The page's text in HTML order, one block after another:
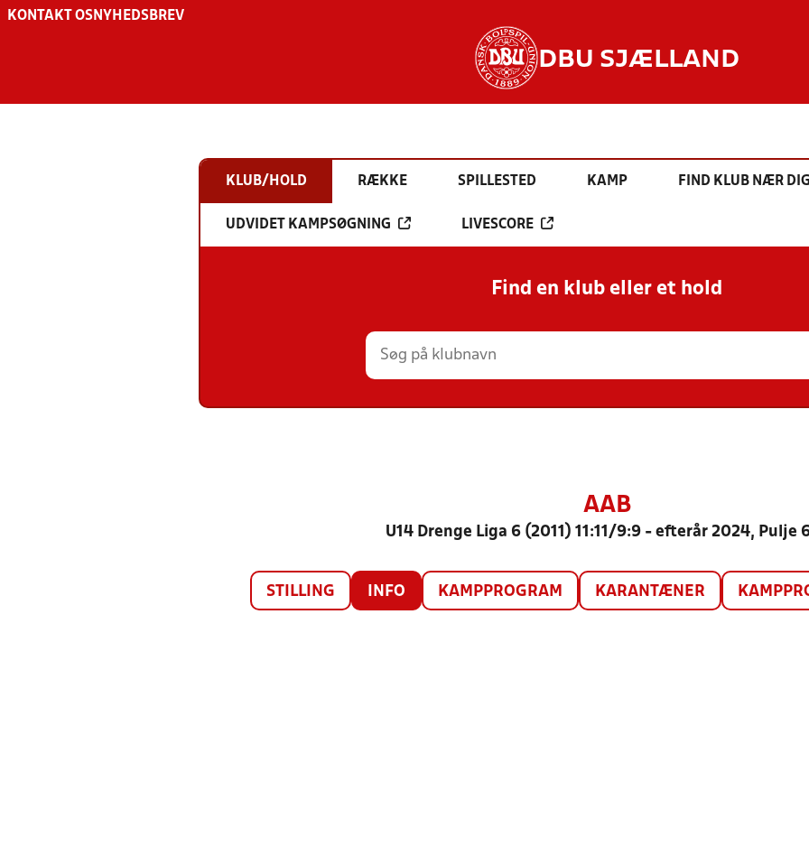
KONTAKT OS NYHEDSBREV
DBU SJÆLLAND
KLUB/HOLD RÆKKE SPILLESTED KAMP FIND KLUB NÆR
UDVIDET KAMPSØGNING LIVESCORE
Find en klub eller et hold
AAB
U14 Drenge Liga 6 (2011) 11:11/9:9 - efterår 2024, Pulje
STILLING INFO KAMPPROGRAM KARANTÆNER